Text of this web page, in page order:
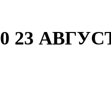
23